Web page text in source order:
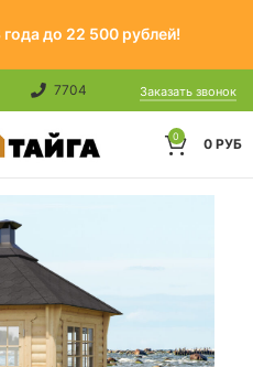
до 22 500 рублей!
7704 Заказать звонок
0 0 РУБ